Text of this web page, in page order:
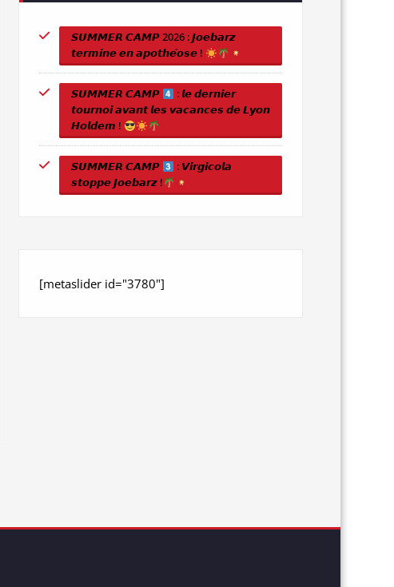
𝙎𝙐𝙈𝙈𝙀𝙍 𝘾𝘼𝙈𝙋 2026 : 𝙅𝙤𝙚𝙗𝙖𝙧𝙯
𝙩𝙚𝙧𝙢𝙞𝙣𝙚 𝙚𝙣 𝙖𝙥𝙤𝙩𝙝𝙚́𝙤𝙨𝙚 !
𝙎𝙐𝙈𝙈𝙀𝙍 𝘾𝘼𝙈𝙋
: 𝙡𝙚 𝙙𝙚𝙧𝙣𝙞𝙚𝙧
𝙩𝙤𝙪𝙧𝙣𝙤𝙞 𝙖𝙫𝙖𝙣𝙩 𝙡𝙚𝙨 𝙫𝙖𝙘𝙖𝙣𝙘𝙚𝙨 𝙙𝙚 𝙇𝙮𝙤𝙣
𝙃𝙤𝙡𝙙𝙚𝙢 !
𝙎𝙐𝙈𝙈𝙀𝙍 𝘾𝘼𝙈𝙋
: 𝙑𝙞𝙧𝙜𝙞𝙘𝙤𝙡𝙖
𝙨𝙩𝙤𝙥𝙥𝙚 𝙅𝙤𝙚𝙗𝙖𝙧𝙯 !
[metaslider id="3780"]